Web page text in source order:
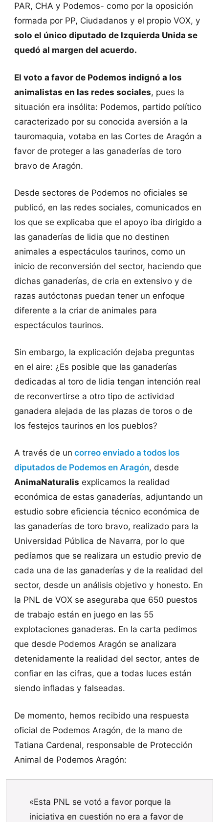
PAR, CHA y Podemos- como por la oposición
formada por PP, Ciudadanos y el propio VOX, y
solo el único diputado de Izquierda Unida se
quedó al margen del acuerdo.
El voto a favor de Podemos indignó a los
animalistas en las redes sociales, pues la
situación era insólita: Podemos, partido político
caracterizado por su conocida aversión a la
tauromaquia, votaba en las Cortes de Aragón a
favor de proteger a las ganaderías de toro
bravo de Aragón.
Desde sectores de Podemos no oficiales se
publicó, en las redes sociales, comunicados en
los que se explicaba que el apoyo iba dirigido a
las ganaderías de lidia que no destinen
animales a espectáculos taurinos, como un
inicio de reconversión del sector, haciendo que
dichas ganaderías, de cria en extensivo y de
razas autóctonas puedan tener un enfoque
diferente a la criar de animales para
espectáculos taurinos.
Sin embargo, la explicación dejaba preguntas
en el aire: ¿Es posible que las ganaderías
dedicadas al toro de lidia tengan intención real
de reconvertirse a otro tipo de actividad
ganadera alejada de las plazas de toros o de
los festejos taurinos en los pueblos?
A través de un correo enviado a todos los
diputados de Podemos en Aragón, desde
AnimaNaturalis explicamos la realidad
económica de estas ganaderías, adjuntando un
estudio sobre eficiencia técnico económica de
las ganaderías de toro bravo, realizado para la
Universidad Pública de Navarra, por lo que
pedíamos que se realizara un estudio previo de
cada una de las ganaderías y de la realidad del
sector, desde un análisis objetivo y honesto. En
la PNL de VOX se aseguraba que 650 puestos
de trabajo están en juego en las 55
explotaciones ganaderas. En la carta pedimos
que desde Podemos Aragón se analizara
detenidamente la realidad del sector, antes de
confiar en las cifras, que a todas luces están
siendo infladas y falseadas.
De momento, hemos recibido una respuesta
oficial de Podemos Aragón, de la mano de
Tatiana Cardenal, responsable de Protección
Animal de Podemos Aragón:
«Esta PNL se votó a favor porque la
iniciativa en cuestión no era a favor de